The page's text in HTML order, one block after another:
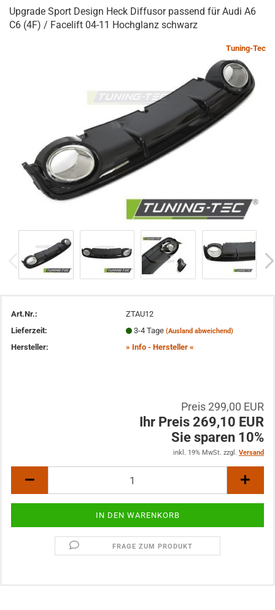
Upgrade Sport Design Heck Diffusor passend für Audi A6
C6 (4F) / Facelift 04-11 Hochglanz schwarz
Tuning-Tec
Art.Nr.:
ZTAU12
Lieferzeit:
3-4 Tage (Ausland abweichend)
Hersteller: » Info - Hersteller «
Preis 299,00 EUR
Ihr Preis 269,10 EUR
Sie sparen 10%
inkl. 19% MwSt. zzgl. Versand
FRAGE ZUM PRODUKT